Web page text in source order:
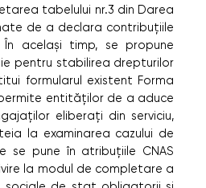
tabelului nr.3 din Darea
de a declara contribuțiile
același timp, se propune
pentru stabilirea drepturilor
formularul existent Forma
entităților de a aduce
eliberați din serviciu,
la examinarea cazului de
se pune în atribuțiile CNAS
la modul de completare a